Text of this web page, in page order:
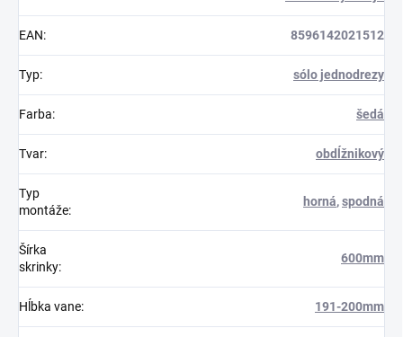
EAN: 8596142021512
Typ: sólo jednodrezy
Farba: šedá
Tvar: obdĺžnikový
Typ
montáže:
horná,spodná
Šírka
skrinky:
600mm
Hĺbka vane: 191-200mm